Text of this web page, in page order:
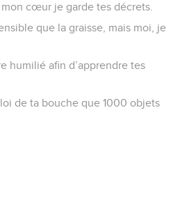
cœur je garde tes décrets.
que la graisse, mais moi, je
humilié afin d’apprendre tes
de ta bouche que 1000 objets